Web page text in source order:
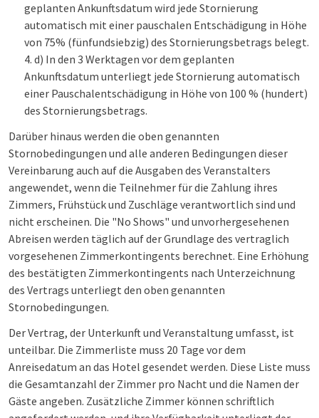
geplanten Ankunftsdatum wird jede Stornierung
automatisch mit einer pauschalen Entschädigung in Höhe
von 75% (fünfundsiebzig) des Stornierungsbetrags belegt.
d) In den 3 Werktagen vor dem geplanten
Ankunftsdatum unterliegt jede Stornierung automatisch
einer Pauschalentschädigung in Höhe von 100 % (hundert)
des Stornierungsbetrags.
Darüber hinaus werden die oben genannten
Stornobedingungen und alle anderen Bedingungen dieser
Vereinbarung auch auf die Ausgaben des Veranstalters
angewendet, wenn die Teilnehmer für die Zahlung ihres
Zimmers, Frühstück und Zuschläge verantwortlich sind und
nicht erscheinen. Die "No Shows" und unvorhergesehenen
Abreisen werden täglich auf der Grundlage des vertraglich
vorgesehenen Zimmerkontingents berechnet. Eine Erhöhung
des bestätigten Zimmerkontingents nach Unterzeichnung
des Vertrags unterliegt den oben genannten
Stornobedingungen.
Der Vertrag, der Unterkunft und Veranstaltung umfasst, ist
unteilbar. Die Zimmerliste muss 20 Tage vor dem
Anreisedatum an das Hotel gesendet werden. Diese Liste muss
die Gesamtanzahl der Zimmer pro Nacht und die Namen der
Gäste angeben. Zusätzliche Zimmer können schriftlich